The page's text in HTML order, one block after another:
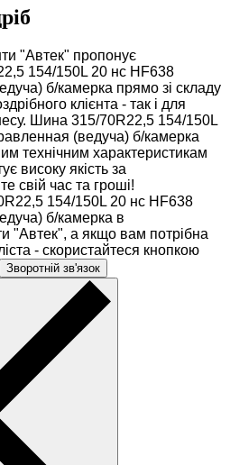
"Автек" пропонує
154/150L 20 нс HF638
б/камерка прямо зі складу
клієнта - так і для
Шина 315/70R22,5 154/150L
(ведуча) б/камерка
технічним характеристикам
високу якість за
свій час та гроші!
154/150L 20 нс HF638
б/камерка в
"Автек", а якщо вам потрібна
- скористайтеся кнопкою
Зворотній зв'язок